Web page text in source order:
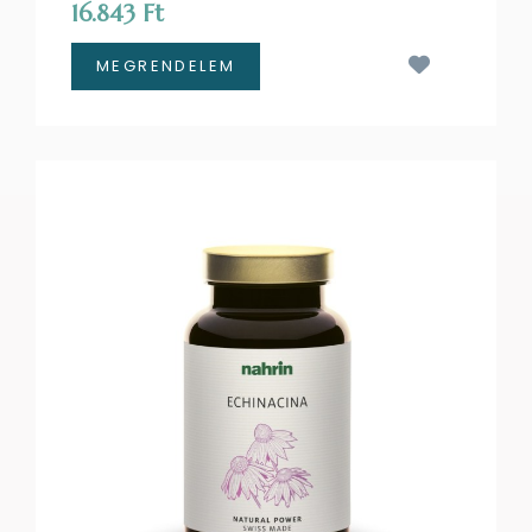
16.843 Ft